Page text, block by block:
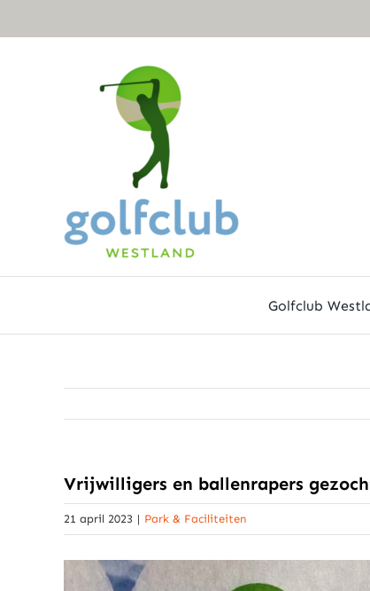
naar
Golfclub
Vrijwilligers en ballenrapers
21 april 2023 | Park & Faciliteiten